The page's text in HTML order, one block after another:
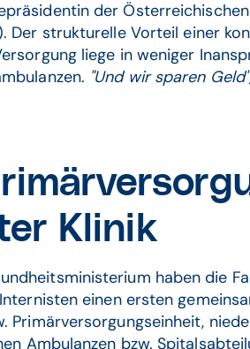
der
Der strukturelle Vorteil einer
liege in weniger
"Und wir sparen
Klinik
haben die
einen ersten
Primärversorgungseinheit,
Ambulanzen bzw.